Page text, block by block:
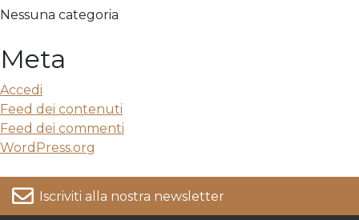
Nessuna categoria
Meta
Accedi
Feed dei contenuti
Feed dei commenti
WordPress.org
Iscriviti alla nostra newsletter